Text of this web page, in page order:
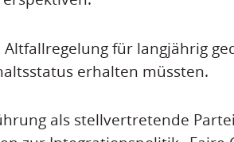
für langjährig
erhalten müssten.
als stellvertretende